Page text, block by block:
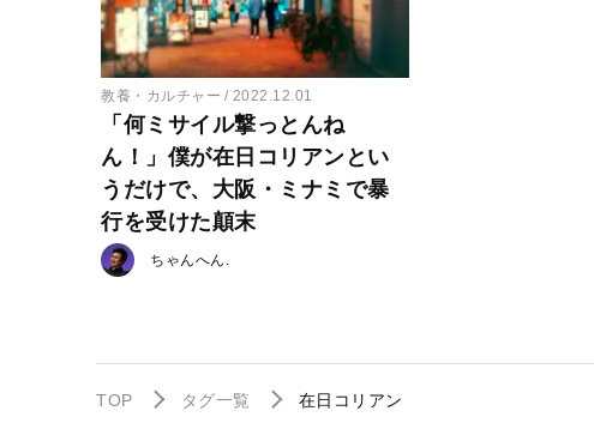
教養・カルチャー 2022.12.01
「何ミサイル撃っとんね
ん！」僕が在日コリアンとい
うだけで、大阪・ミナミで暴
行を受けた顛末
ちゃんへん.
TOP タグ一覧 在日コリアン